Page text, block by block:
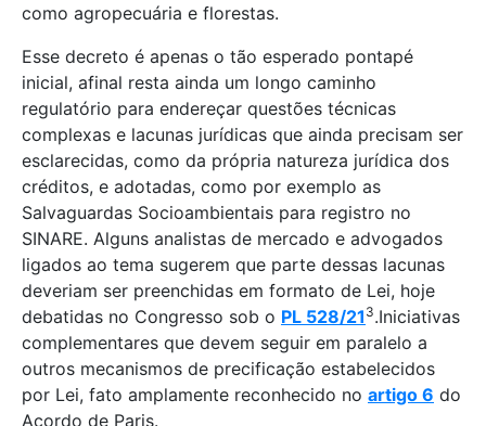
como agropecuária e florestas.
Esse decreto é apenas o tão esperado pontapé
inicial, afinal resta ainda um longo caminho
regulatório para endereçar questões técnicas
complexas e lacunas jurídicas que ainda precisam ser
esclarecidas, como da própria natureza jurídica dos
créditos, e adotadas, como por exemplo as
Salvaguardas Socioambientais para registro no
SINARE. Alguns analistas de mercado e advogados
ligados ao tema sugerem que parte dessas lacunas
deveriam ser preenchidas em formato de Lei, hoje
debatidas no Congresso sob o PL 528/21 3.Iniciativas
complementares que devem seguir em paralelo a
outros mecanismos de precificação estabelecidos
por Lei, fato amplamente reconhecido no artigo 6 do
Acordo de Paris.